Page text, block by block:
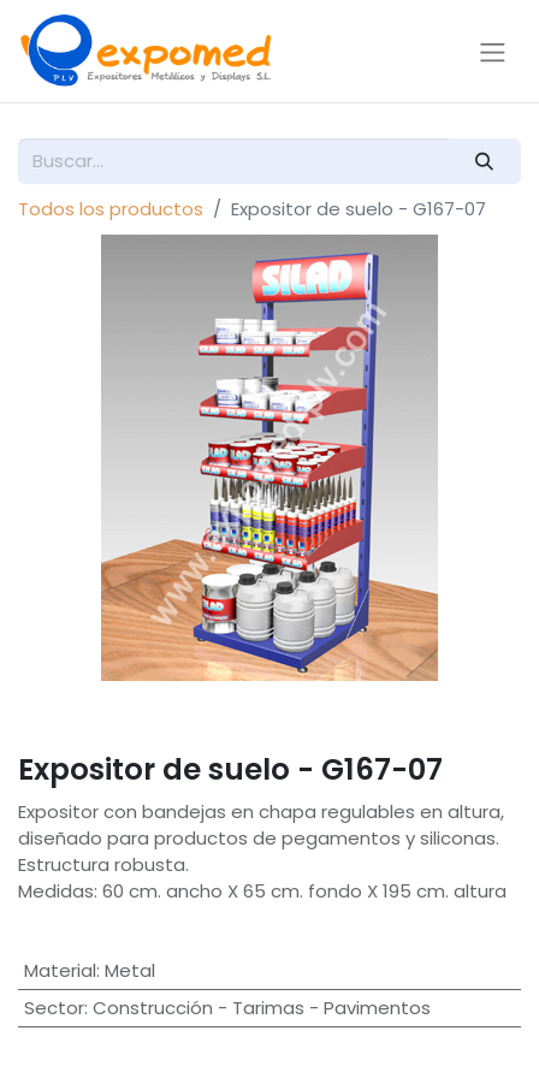
Todos los productos Expositor de suelo - G167-07
Expositor de suelo - G167-07
Expositor con bandejas en chapa regulables en altura,
diseñado para productos de pegamentos y siliconas.
Estructura robusta.
Medidas: 60 cm. ancho X 65 cm. fondo X 195 cm. altura
Material: Metal
Sector: Construcción - Tarimas - Pavimentos